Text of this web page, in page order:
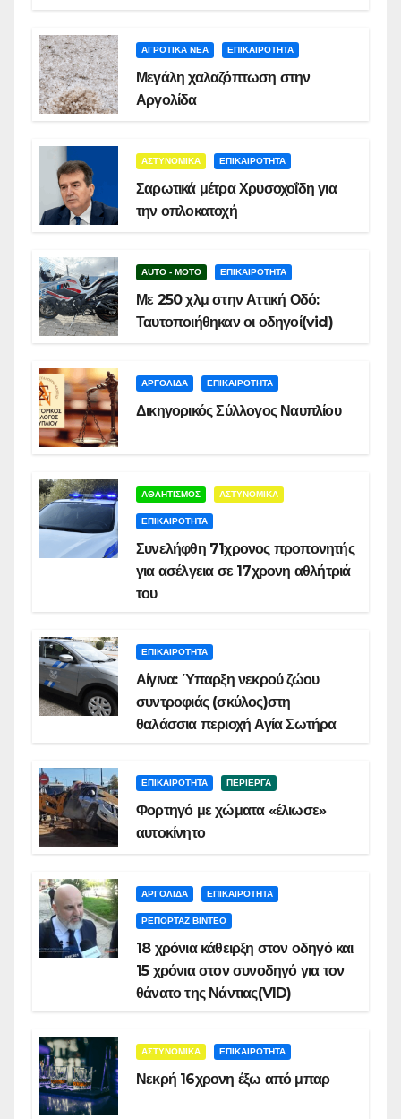
ΑΓΡΟΤΙΚΑ ΝΕΑ ΕΠΙΚΑΙΡΟΤΗΤΑ
Μεγάλη χαλαζόπτωση στην
Αργολίδα
ΑΣΤΥΝΟΜΙΚΑ ΕΠΙΚΑΙΡΟΤΗΤΑ
Σαρωτικά μέτρα Χρυσοχοΐδη για
την οπλοκατοχή
AUTO - MOTO ΕΠΙΚΑΙΡΟΤΗΤΑ
Με 250 χλμ στην Αττική Οδό:
Ταυτοποιήθηκαν οι οδηγοί(vid)
ΑΡΓΟΛΙΔΑ ΕΠΙΚΑΙΡΟΤΗΤΑ
Δικηγορικός Σύλλογος Ναυπλίου
ΑΘΛΗΤΙΣΜΟΣ ΑΣΤΥΝΟΜΙΚΑ
ΕΠΙΚΑΙΡΟΤΗΤΑ
Συνελήφθη 71χρονος προπονητής
για ασέλγεια σε 17χρονη αθλήτριά
του
ΕΠΙΚΑΙΡΟΤΗΤΑ
Αίγινα: Ύπαρξη νεκρού ζώου
συντροφιάς (σκύλος)στη
θαλάσσια περιοχή Αγία Σωτήρα
ΕΠΙΚΑΙΡΟΤΗΤΑ ΠΕΡΙΕΡΓΑ
Φορτηγό με χώματα «έλιωσε»
αυτοκίνητο
ΑΡΓΟΛΙΔΑ ΕΠΙΚΑΙΡΟΤΗΤΑ
ΡΕΠΟΡΤΑΖ ΒΙΝΤΕΟ
18 χρόνια κάθειρξη στον οδηγό και
15 χρόνια στον συνοδηγό για τον
θάνατο της Νάντιας(VID)
ΑΣΤΥΝΟΜΙΚΑ ΕΠΙΚΑΙΡΟΤΗΤΑ
Νεκρή 16χρονη έξω από μπαρ